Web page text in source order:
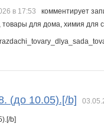
в 17:53 комментирует
для дома, химия для
(до 10.05).[/b]